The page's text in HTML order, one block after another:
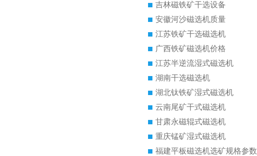
吉林磁铁矿干选设备
安徽河沙磁选机质量
江苏铁矿干选磁选机
广西铁矿磁选机价格
江苏半逆流湿式磁选机
湖南干选磁选机
湖北钛铁矿湿式磁选机
云南尾矿干式磁选机
甘肃永磁辊式磁选机
重庆锰矿湿式磁选机
福建平板磁选机选矿规格参数